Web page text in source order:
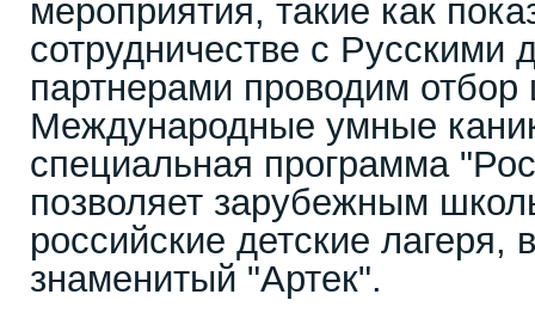
мероприятия, такие как
сотрудничестве с Русскими
партнерами проводим отбор
Международные умные
специальная программа
позволяет зарубежным
российские детские лагеря,
знаменитый "Артек".